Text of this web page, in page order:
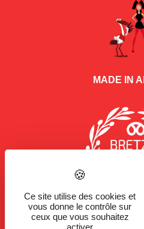
MADE IN
Ce site utilise des cookies et
vous donne le contrôle sur
ceux que vous souhaitez
activer